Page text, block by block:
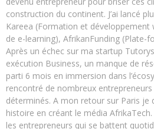
construction du continent. J’ai lancé
Kareea (Formation et
de e-learning), AfrikanFunding (Plate-
Après un échec sur ma startup
exécution Business, un manque de
parti 6 mois en immersion dans
rencontré de nombreux
déterminés. A mon retour sur Paris je
histoire en créant le média
les entrepreneurs qui se battent